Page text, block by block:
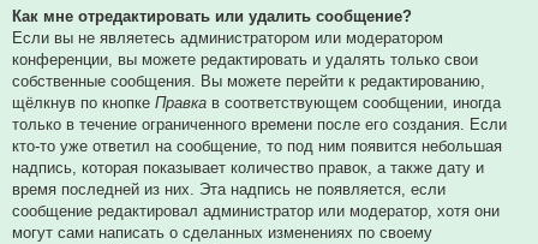
Как мне отредактировать или удалить сообщение?
Если вы не являетесь администратором или модератором
конференции, вы можете редактировать и удалять только свои
собственные сообщения. Вы можете перейти к редактированию,
щёлкнув по кнопке Правка в соответствующем сообщении, иногда
только в течение ограниченного времени после его создания. Если
кто-то уже ответил на сообщение, то под ним появится небольшая
надпись, которая показывает количество правок, а также дату и
время последней из них. Эта надпись не появляется, если
сообщение редактировал администратор или модератор, хотя они
могут сами написать о сделанных изменениях по своему